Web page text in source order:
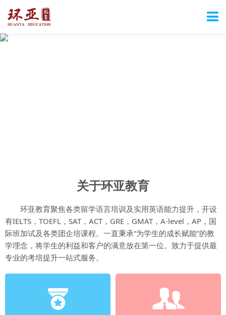
关于环亚教育
环亚教育聚焦各类留学语言培训及实用英语能力提升，开设
有IELTS，TOEFL，SAT，ACT，GRE，GMAT，A-level，AP，国
际班加试及各类团企培课程。一直秉承“为学生的成长赋能”的教
学理念，将学生的利益和客户的满意放在第一位。致力于提供最
专业的考培提升一站式服务。